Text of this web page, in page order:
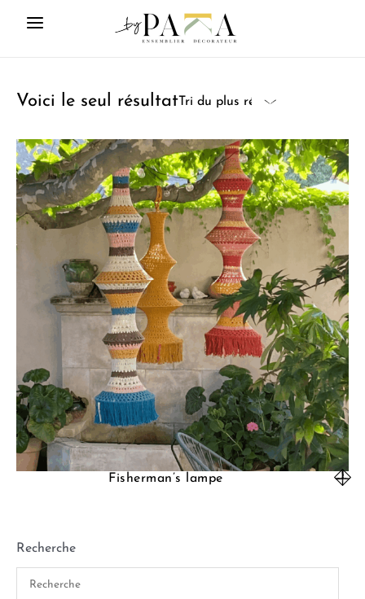
Recherche
Voici le seul résultat
Fisherman’s lampe